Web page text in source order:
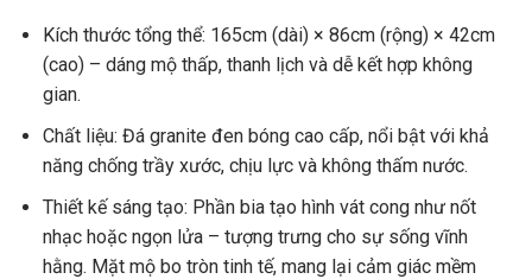
Kích thước tổng thể: 165cm (dài) × 86cm (rộng) × 42cm
(cao) – dáng mộ thấp, thanh lịch và dễ kết hợp không
gian.
Chất liệu: Đá granite đen bóng cao cấp, nổi bật với khả
năng chống trầy xước, chịu lực và không thấm nước.
Thiết kế sáng tạo: Phần bia tạo hình vát cong như nốt
nhạc hoặc ngọn lửa – tượng trưng cho sự sống vĩnh
hằng. Mặt mộ bo tròn tinh tế, mang lại cảm giác mềm